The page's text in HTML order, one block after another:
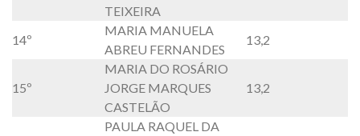
TEIXEIRA
14º
MARIA MANUELA
ABREU FERNANDES
13,2
15º
MARIA DO ROSÁRIO
JORGE MARQUES
CASTELÃO
13,2
PAULA RAQUEL DA